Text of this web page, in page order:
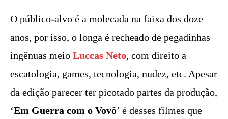
O público-alvo é a molecada na faixa dos doze
anos, por isso, o longa é recheado de pegadinhas
ingênuas meio Luccas Neto, com direito a
escatologia, games, tecnologia, nudez, etc. Apesar
da edição parecer ter picotado partes da produção,
‘Em Guerra com o Vovô’ é desses filmes que